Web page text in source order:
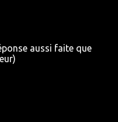
aussi faite que